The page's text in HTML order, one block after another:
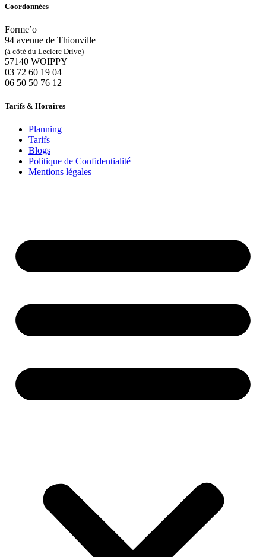
Coordonnées
Forme’o
94 avenue de Thionville
(à côté du Leclerc Drive)
57140 WOIPPY
‭03 72 60 19 04‬
06 50 50 76 12
Tarifs & Horaires
Planning
Tarifs
Blogs
Politique de Confidentialité
Mentions légales